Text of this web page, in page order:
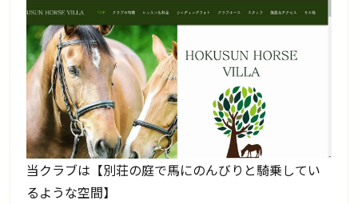
当クラブは【別荘の庭で馬にのんびりと騎乗してい
るような空間】